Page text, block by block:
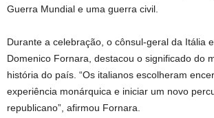
Guerra Mundial e uma guerra civil.
Durante a celebração, o cônsul-geral da Itália
Domenico Fornara, destacou o significado do
história do país. “Os italianos escolheram
experiência monárquica e iniciar um novo
republicano”, afirmou Fornara.